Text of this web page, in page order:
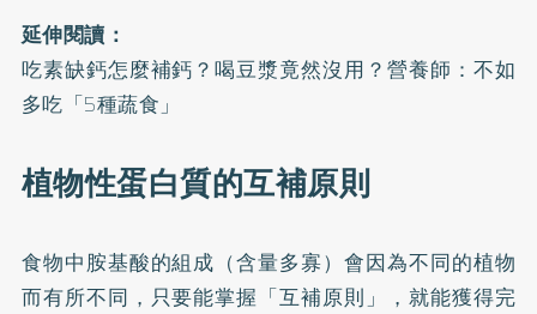
延伸閱讀：
吃素缺鈣怎麼補鈣？喝豆漿竟然沒用？營養師：不如
多吃「5種蔬食」
植物性蛋白質的互補原則
食物中胺基酸的組成（含量多寡）會因為不同的植物
而有所不同，只要能掌握「互補原則」，就能獲得完